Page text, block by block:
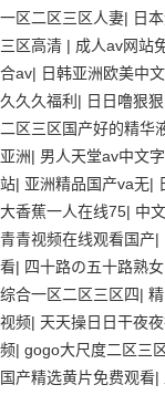
一区二区三区人妻| 日
三区高清 | 成人av网站
合av| 日韩亚洲欧美中
久久久福利 | 日日噜狠
二区三区国产好的精华
亚洲| 男人天堂av中文
站| 亚洲精品国产va无|
大香蕉一人在线75| 中
青青视频在线观看国产|
看| 四十路の五十路熟
综合一区二区三区四|
视频| 天天操日日干夜
频| gogo大尺度二区三
国产精选黄片免费观看|